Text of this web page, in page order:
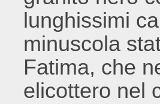
lunghissimi
minuscola
Fatima, che
elicottero nel